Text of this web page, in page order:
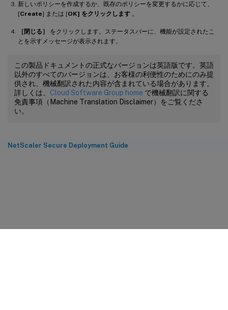
新しいポリシーを作成するか、既存のポリシーを変更するかに応じて、
[Create] または [OK] をクリックします 。
［閉じる］
をクリックします。ステータスバーに、機能が設定されたこ
とを示すメッセージが表示されます。
この製品ドキュメントの正式なバージョンは英語版です。英語
以外のすべてのバージョンは、お客様の利便性のためにのみ提
供され、機械翻訳された内容が含まれている場合があります。
詳しくは、 Cloud Software Group home で機械翻訳に関する
免責事項（Machine Translation Disclaimer）をご覧くださ
い。
NetScaler Secure Deployment Guide